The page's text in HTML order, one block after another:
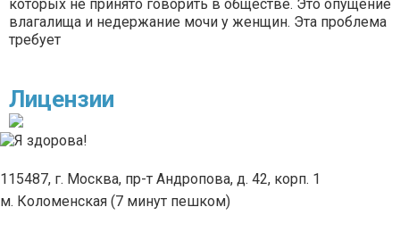
которых не принято говорить в обществе. Это опущение
влагалища и недержание мочи у женщин. Эта проблема
требует
Лицензии
115487, г. Москва, пр-т Андропова, д. 42, корп. 1
м. Коломенская (7 минут пешком)